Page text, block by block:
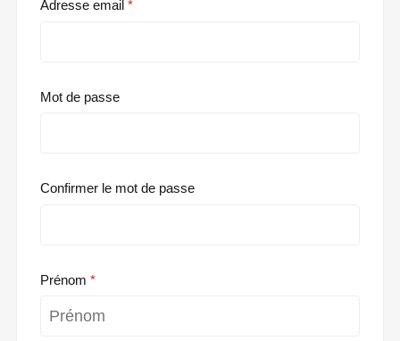
Adresse email
Mot de passe
Confirmer le mot de passe
Prénom